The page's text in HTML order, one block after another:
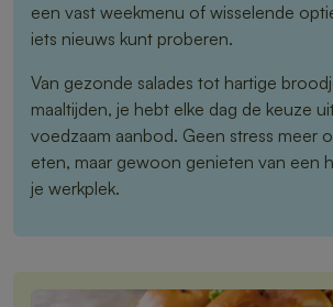
een vast weekmenu of wisselende
iets nieuws kunt proberen.
Van gezonde salades tot hartige
maaltijden, je hebt elke dag de keuze
voedzaam aanbod. Geen stress meer
eten, maar gewoon genieten van een
je werkplek.